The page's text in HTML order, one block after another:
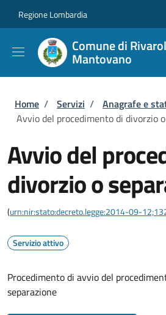
Regione Lombardia
Comune di
Mantovano
Briciole di pane
Home / Servizi / Anagrafe e
Avvio del procedimento di divorzio
Avvio del
divorzio o
(urn:nir:stato:decreto.legge:2014-09-
Servizio attivo
Procedimento di avvio del
separazione